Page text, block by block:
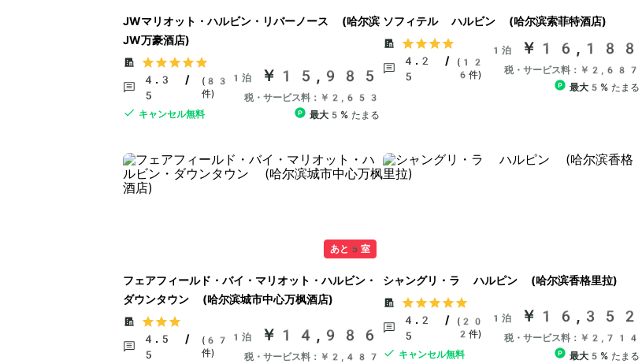
JWマリオット・ハルビン・リバーノース (哈尔滨
JW万豪酒店)
4.3 /
5
(83
件)
キャンセル無料
1泊 ￥15,985
税・サービス料：￥2,653
最大5% たまる
ソフィテル ハルビン (哈尔滨索菲特酒店)
4.2 /
5
(12
6件)
1泊 ￥16,188
税・サービス料：￥2,687
最大5% たまる
あと5室
フェアフィールド・バイ・マリオット・ハルビン・
ダウンタウン (哈尔滨城市中心万枫酒店)
4.5 /
5
(67
件)
1泊 ￥14,986
税・サービス料：￥2,487
シャングリ・ラ ハルピン (哈尔滨香格里拉)
4.2 /
5
(20
2件)
キャンセル無料
1泊 ￥16,352
税・サービス料：￥2,714
最大5% たまる